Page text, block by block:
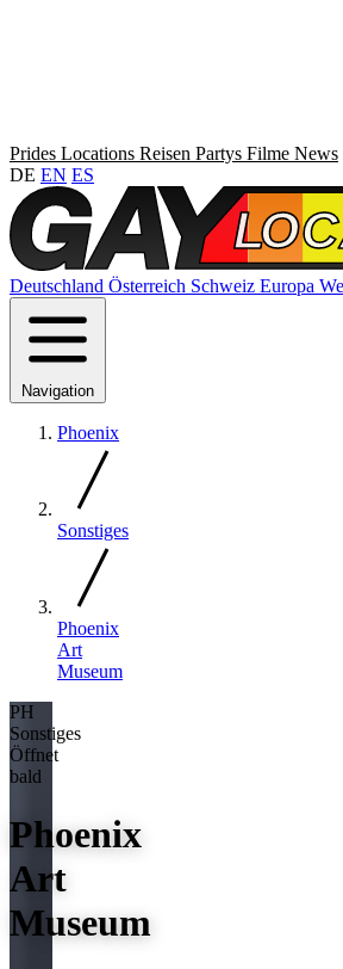
Prides Locations Reisen Partys Filme News
DE EN ES
Deutschland Österreich Schweiz Europa
Navigation
Phoenix
Sonstiges
Phoenix
Art
Museum
PH
Sonstiges
Öffnet
bald
Phoenix
Art
Museum